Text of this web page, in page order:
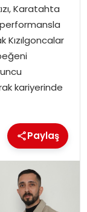
Karatahta
Kızılgoncalar
kariyerinde
Paylaş